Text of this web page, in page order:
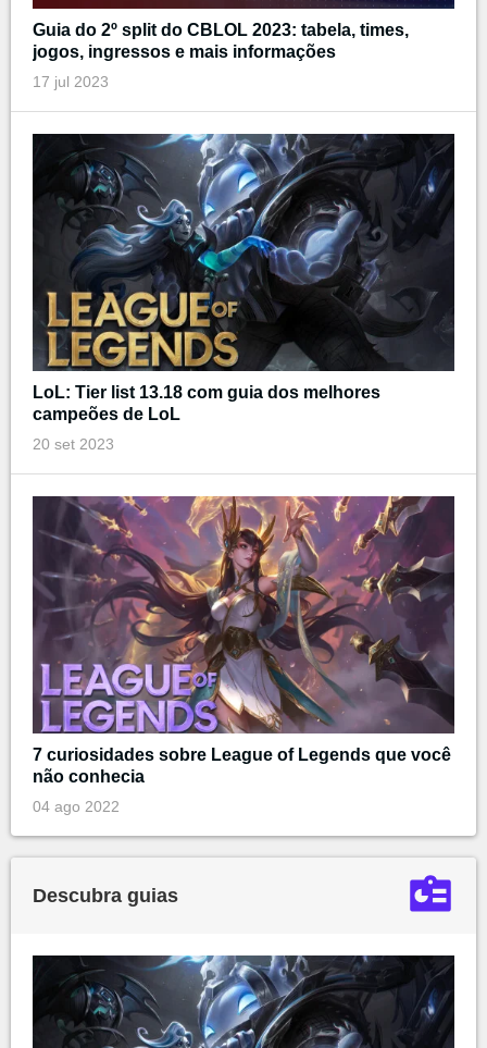
Guia do 2º split do CBLOL 2023: tabela, times,
jogos, ingressos e mais informações
17 jul 2023
LoL: Tier list 13.18 com guia dos melhores
campeões de LoL
20 set 2023
7 curiosidades sobre League of Legends que você
não conhecia
04 ago 2022
Descubra guias